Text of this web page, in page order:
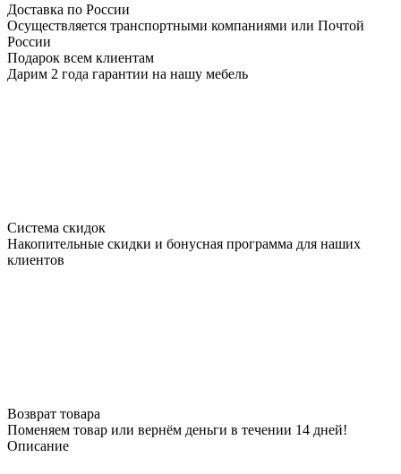
Доставка по России
Осуществляется транспортными компаниями или Почтой
России
Подарок всем клиентам
Дарим 2 года гарантии на нашу мебель
Система скидок
Накопительные скидки и бонусная программа для наших
клиентов
Возврат товара
Поменяем товар или вернём деньги в течении 14 дней!
Описание